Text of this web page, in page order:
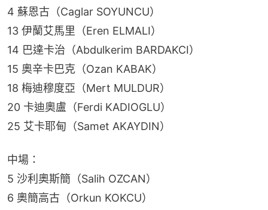
4 蘇恩古（Caglar SOYUNCU）
13 伊蘭艾馬里（Eren ELMALI）
14 巴達卡治（Abdulkerim BARDAKCI）
15 奧辛卡巴克（Ozan KABAK）
18 梅迪穆度亞（Mert MULDUR）
20 卡迪奧盧（Ferdi KADIOGLU）
25 艾卡耶甸（Samet AKAYDIN）
中場：
5 沙利奧斯簡（Salih OZCAN）
6 奧簡高古（Orkun KOKCU）